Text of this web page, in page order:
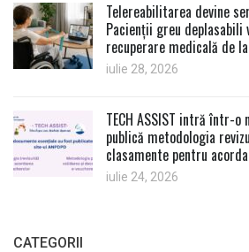
Telereabilitarea devine
Pacienții greu deplasabili
recuperare medicală de
iulie 28, 2026
TECH ASSIST intră într-o
publică metodologia
clasamente pentru
iulie 24, 2026
CATEGORII